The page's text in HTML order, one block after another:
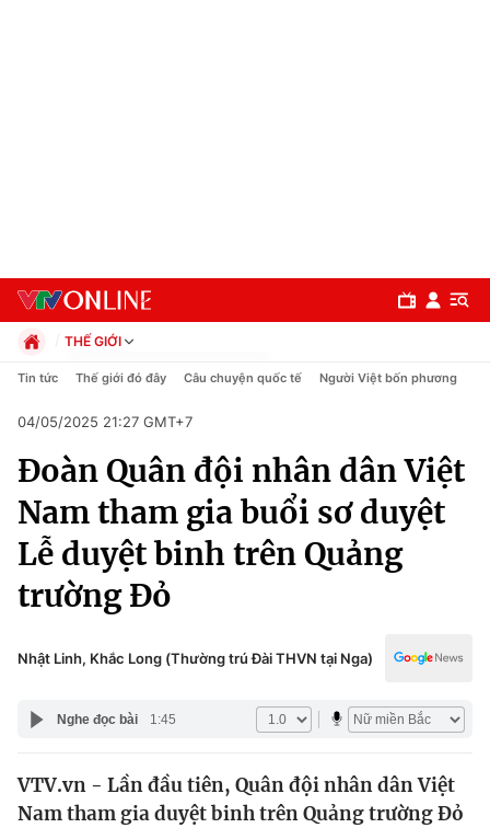
Chuyên mục
Chính trị
Xã hội
Tin tức
Kinh tế
THẾ GIỚI
Chính trị
Pháp luật
Kinh tế
Thể thao
Truyền hình
Văn hóa - Giải trí
Y tế
Đời sống
Giáo dục
Tin tức Thế giới đó đây Câu chuyện quốc tế Người Việt bốn phương
04/05/2025 21:27 GMT+7
Đoàn Quân đội nhân dân Việt
Nam tham gia buổi sơ duyệt
Lễ duyệt binh trên Quảng
trường Đỏ
Nhật Linh, Khắc Long (Thường trú Đài THVN tại Nga)
Nghe đọc bài 1:45
VTV.vn - Lần đầu tiên, Quân đội nhân dân Việt
Nam tham gia duyệt binh trên Quảng trường Đỏ